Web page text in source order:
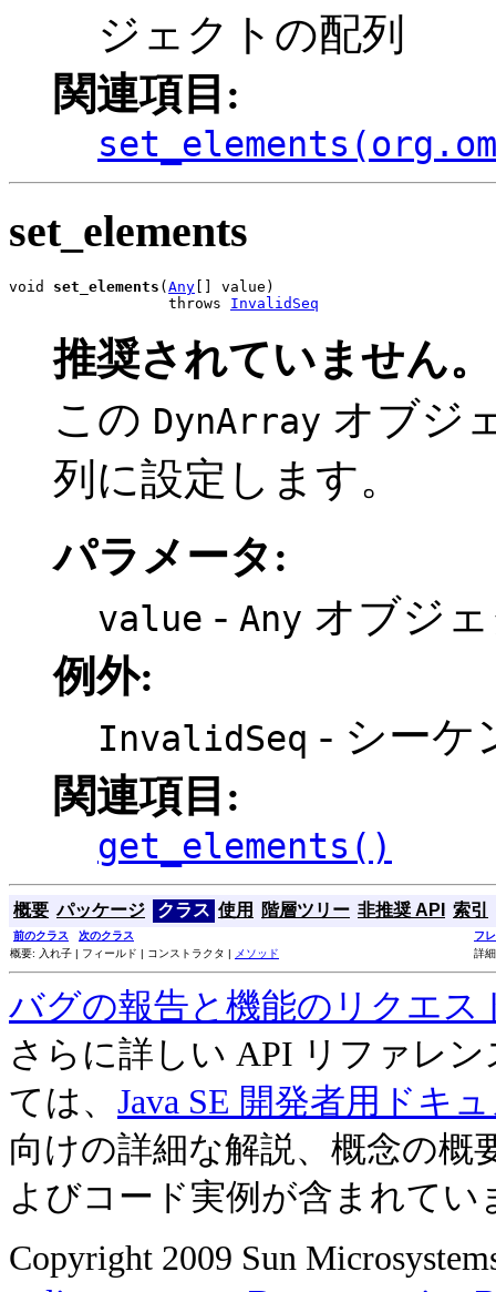
ジェクトの配列
関連項目:
set_elements
void set_elements (Any [] value)
                  throws
InvalidSeq
推奨されていません。
この DynArray オブジ
列に設定します。
パラメータ:
value - Any オブジ
例外:
InvalidSeq - シーケ
関連項目:
get_elements()
概要 パッケージ クラス 使用 階層ツリー 非推奨 API 索引
前のクラス 次のクラス
フ
概要: 入れ子 | フィールド | コンストラクタ |
メソッド 詳
バグの報告と機能のリクエス
さらに詳しい API リファレ
ては、 Java SE 開発者用ドキ
向けの詳細な解説、概念の概
よびコード実例が含まれてい
Copyright 2009 Sun